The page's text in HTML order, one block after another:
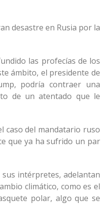
desastre en Rusia por la
las profecías de los
ámbito, el presidente de
podría contraer una
de un atentado que le
caso del mandatario ruso
que ya ha sufrido un par
intérpretes, adelantan
climático, como es el
polar, algo que se